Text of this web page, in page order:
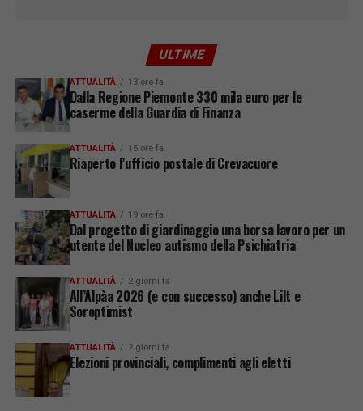
ULTIME
ATTUALITÀ 13 ore fa
Dalla Regione Piemonte 330 mila euro per le
caserme della Guardia di Finanza
ATTUALITÀ 15 ore fa
Riaperto l’ufficio postale di Crevacuore
ATTUALITÀ 19 ore fa
Dal progetto di giardinaggio una borsa lavoro per un
utente del Nucleo autismo della Psichiatria
ATTUALITÀ 2 giorni fa
All’Alpàa 2026 (e con successo) anche Lilt e
Soroptimist
ATTUALITÀ 2 giorni fa
Elezioni provinciali, complimenti agli eletti